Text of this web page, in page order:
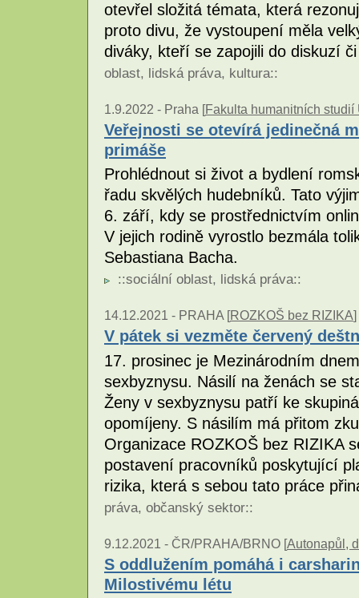
otevřel složitá témata, která
proto divu, že vystoupení měla
diváky, kteří se zapojili do diskuzí
oblast, lidská práva, kultura::
1.9.2022 - Praha [Fakulta humanitních studií
Veřejnosti se otevírá jedinečná
primáše
Prohlédnout si život a bydlení
řadu skvělých hudebníků. Tato
6. září, kdy se prostřednictvím
V jejich rodině vyrostlo bezmála
Sebastiana Bacha.
::sociální oblast, lidská práva::
14.12.2021 - PRAHA [ROZKOŠ bez RIZIKA]
V pátek si vezměte červený
17. prosinec je Mezinárodním
sexbyznysu. Násilí na ženách se
Ženy v sexbyznysu patří ke
opomíjeny. S násilím má přitom
Organizace ROZKOŠ bez RIZIKA
postavení pracovníků poskytující
rizika, která s sebou tato práce
práva, občanský sektor::
9.12.2021 - ČR/PRAHA/BRNO [Autonapůl,
S oddlužením pomáhá i
Milostivému létu